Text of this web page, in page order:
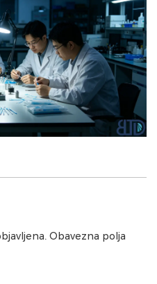
Obavezna polja